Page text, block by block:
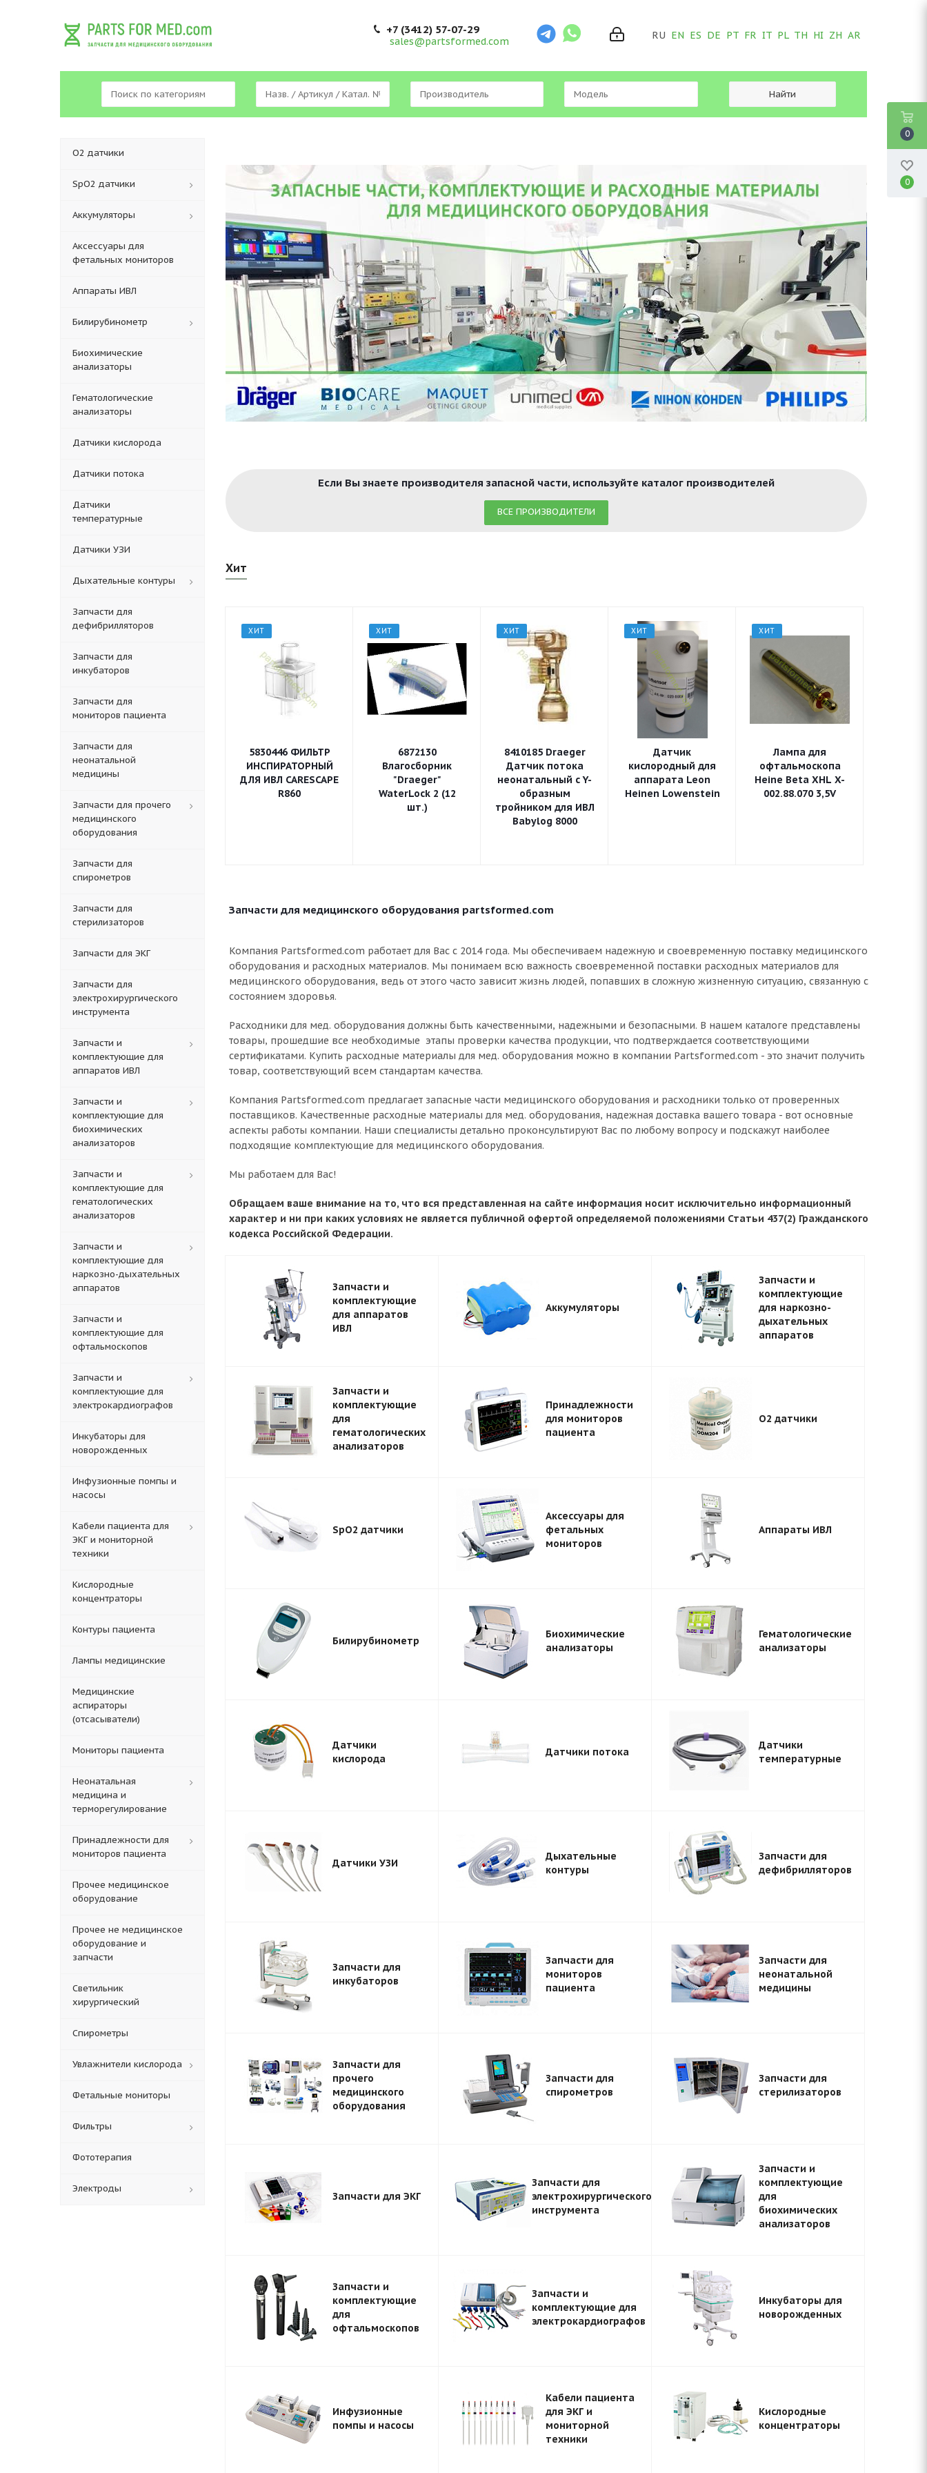
RU EN ES DE PT FR IT PL TH HI ZH AR
+7 (3412) 57-07-29
sales@partsformed.com
Если Вы знаете производителя запасной части, используйте каталог производителей
ВСЕ ПРОИЗВОДИТЕЛИ
Хит
ХИТ
5830446 ФИЛЬТР
ИНСПИРАТОРНЫЙ
ДЛЯ ИВЛ CARESCAPE
R860
ХИТ
6872130
Влагосборник
"Draeger"
WaterLock 2 (12
шт.)
ХИТ
8410185 Draeger
Датчик потока
неонатальный с Y-
образным
тройником для ИВЛ
Babylog 8000
ХИТ
Датчик
кислородный для
аппарата Leon
Heinen Lowenstein
ХИТ
Лампа для
офтальмоскопа
Heine Beta XHL X-
002.88.070 3,5V
Запчасти для медицинского оборудования partsformed.com
Компания Partsformed.com работает для Вас с 2014 года. Мы обеспечиваем надежную и своевременную поставку медицинского
оборудования и расходных материалов. Мы понимаем всю важность своевременной поставки расходных материалов для
медицинского оборудования, ведь от этого часто зависит жизнь людей, попавших в сложную жизненную ситуацию, связанную с
состоянием здоровья.
Расходники для мед. оборудования должны быть качественными, надежными и безопасными. В нашем каталоге представлены
товары, прошедшие все необходимые этапы проверки качества продукции, что подтверждается соответствующими
сертификатами. Купить расходные материалы для мед. оборудования можно в компании Partsformed.com - это значит получить
товар, соответствующий всем стандартам качества.
Компания Partsformed.com предлагает запасные части медицинского оборудования и расходники только от проверенных
поставщиков. Качественные расходные материалы для мед. оборудования, надежная доставка вашего товара - вот основные
аспекты работы компании. Наши специалисты детально проконсультируют Вас по любому вопросу и подскажут наиболее
подходящие комплектующие для медицинского оборудования.
Мы работаем для Вас!
Обращаем ваше внимание на то, что вся представленная на сайте информация носит исключительно информационный
характер и ни при каких условиях не является публичной офертой определяемой положениями Статьи 437(2) Гражданского
кодекса Российской Федерации.
Запчасти и
комплектующие
для аппаратов
ИВЛ
Аккумуляторы
Запчасти и
комплектующие
для наркозно-
дыхательных
аппаратов
Запчасти и
комплектующие
для
гематологических
анализаторов
Принадлежности
для мониторов
пациента
O2 датчики
SpO2 датчики
Аксессуары для
фетальных
мониторов
Аппараты ИВЛ
Билирубинометр
Биохимические
анализаторы
Гематологические
анализаторы
Датчики
кислорода
Датчики потока
Датчики
температурные
Датчики УЗИ
Дыхательные
контуры
Запчасти для
дефибрилляторов
Запчасти для
инкубаторов
Запчасти для
мониторов
пациента
Запчасти для
неонатальной
медицины
Запчасти для
прочего
медицинского
оборудования
Запчасти для
спирометров
Запчасти для
стерилизаторов
Запчасти для ЭКГ
Запчасти для
электрохирургического
инструмента
Запчасти и
комплектующие
для
биохимических
анализаторов
Запчасти и
комплектующие
для
офтальмоскопов
Запчасти и
комплектующие для
электрокардиографов
Инкубаторы для
новорожденных
Инфузионные
помпы и насосы
Кабели пациента
для ЭКГ и
мониторной
техники
Кислородные
концентраторы
O2 датчики
SpO2 датчики
Аккумуляторы
Аксессуары для
фетальных мониторов
Аппараты ИВЛ
Билирубинометр
Биохимические
анализаторы
Гематологические
анализаторы
Датчики кислорода
Датчики потока
Датчики
температурные
Датчики УЗИ
Дыхательные контуры
Запчасти для
дефибрилляторов
Запчасти для
инкубаторов
Запчасти для
мониторов пациента
Запчасти для
неонатальной
медицины
Запчасти для прочего
медицинского
оборудования
Запчасти для
спирометров
Запчасти для
стерилизаторов
Запчасти для ЭКГ
Запчасти для
электрохирургического
инструмента
Запчасти и
комплектующие для
аппаратов ИВЛ
Запчасти и
комплектующие для
биохимических
анализаторов
Запчасти и
комплектующие для
гематологических
анализаторов
Запчасти и
комплектующие для
наркозно-дыхательных
аппаратов
Запчасти и
комплектующие для
офтальмоскопов
Запчасти и
комплектующие для
электрокардиографов
Инкубаторы для
новорожденных
Инфузионные помпы и
насосы
Кабели пациента для
ЭКГ и мониторной
техники
Кислородные
концентраторы
Контуры пациента
Лампы медицинские
Медицинские
аспираторы
(отсасыватели)
Мониторы пациента
Неонатальная
медицина и
терморегулирование
Принадлежности для
мониторов пациента
Прочее медицинское
оборудование
Прочее не медицинское
оборудование и
запчасти
Светильник
хирургический
Спирометры
Увлажнители кислорода
Фетальные мониторы
Фильтры
Фототерапия
Электроды
0
0